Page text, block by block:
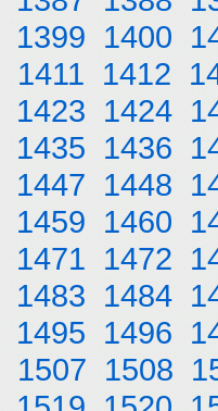
1399 1400
1411 1412
1423 1424
1435 1436
1447 1448
1459 1460
1471 1472
1483 1484
1495 1496
1507 1508